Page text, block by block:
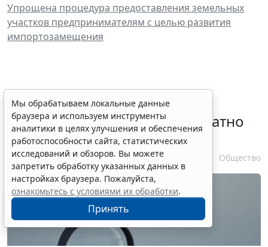
Упрощена процедура предоставления земельных
участков предпринимателям с целью развития
импортозамещения
Временное удостоверение
личности оформляется бесплатно
при утрате паспорта
7 августа 2026 17:55 Общество
Мы обрабатываем локальные данные
браузера и используем инструменты
аналитики в целях улучшения и обеспечения
работоспособности сайта, статистических
исследований и обзоров. Вы можете
запретить обработку указанных данных в
настройках браузера. Пожалуйста,
ознакомьтесь с условиями их обработки.
Принять